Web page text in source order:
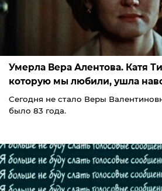
Умерла Вера Алентова. Катя
которую мы любили, ушла
Сегодня не стало Веры
было 83 года.